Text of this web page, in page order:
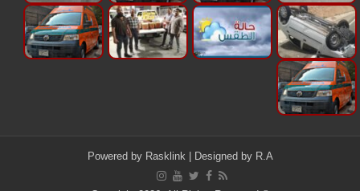
Powered by Rasklink | Designed by R.A